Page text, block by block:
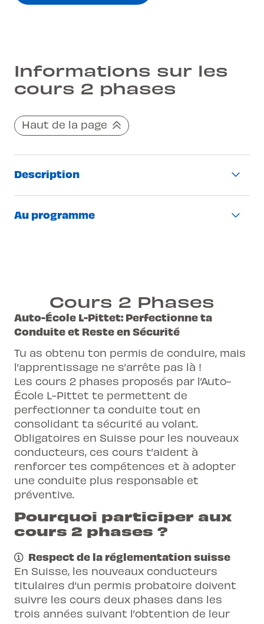
Informations sur les
cours 2 phases
Haut de la page
Description
Cours obligatoire à faire dans l’année
Déplacement en bus navette depuis La
Chaux-de-Fonds, Neuchâtel, Bienne,
Yverdon
Langue disponible : français
Condition : Avoir réussi son permis
voiture ou moto
Tu seras redirigé sur un site externe lors
de ton inscription, car ce cours est donné
par un prestataire externe que nous te
conseillons: L-2 Neuchâtel
Au programme
Ateliers pratiques, tels que freinages
d’urgence, exercices de distance de
sécurité et de virages glissants
avec de nouvelles technologies
(électrique, hybrides, ...)
Possibilité de s'y rendre en navette
gratuite sur les cours indiquant un point
de rencontre depuis : patinoire de La
Chaux-de-Fonds (départ 7h25), Neuchâtel
parking du Nid du Crô (départ 7h50), Bienne
Place de la Gare Parc Taxis (départ à
07h45) ou devant l'entrée de la gare à
Yverdon (départ à 08h15).
Attention de bien sélectionner le centre
des services de la navette.
Prêt de véhicules sur place.
Cours 2 Phases
Auto-École L-Pittet: Perfectionne ta
Conduite et Reste en Sécurité
Tu as obtenu ton permis de conduire, mais
l’apprentissage ne s’arrête pas là !
Les cours 2 phases proposés par l’Auto-
École L-Pittet te permettent de
perfectionner ta conduite tout en
consolidant ta sécurité au volant.
Obligatoires en Suisse pour les nouveaux
conducteurs, ces cours t’aident à
renforcer tes compétences et à adopter
une conduite plus responsable et
préventive.
Pourquoi participer aux
cours 2 phases ?
Respect de la réglementation suisse
En Suisse, les nouveaux conducteurs
titulaires d’un permis probatoire doivent
suivre les cours deux phases dans les
trois années suivant l’obtention de leur